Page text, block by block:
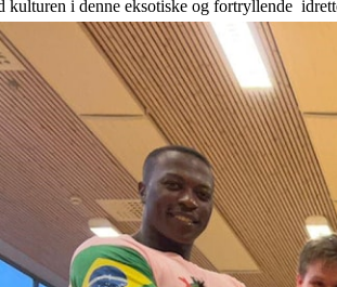
kulturen i denne eksotiske og fortryllende